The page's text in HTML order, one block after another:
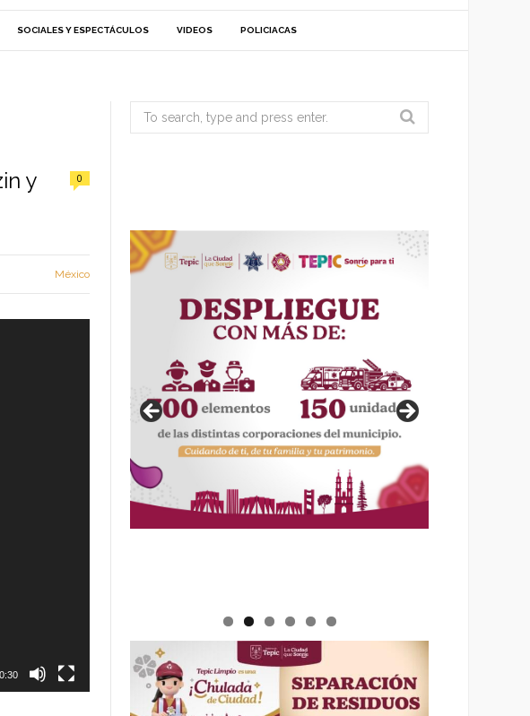
SOCIALES Y ESPECTÁCULOS VIDEOS POLICIACAS
y
0
México
Search
for: